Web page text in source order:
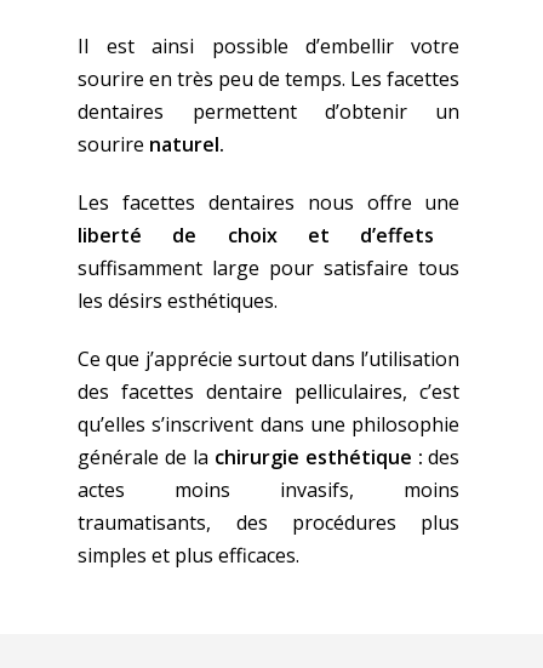
Il est ainsi possible d’embellir votre
sourire en très peu de temps. Les facettes
dentaires permettent d’obtenir un
sourire naturel.
Les facettes dentaires nous offre une
liberté de choix et d’effets
suffisamment large pour satisfaire tous
les désirs esthétiques.
Ce que j’apprécie surtout dans l’utilisation
des facettes dentaire pelliculaires, c’est
qu’elles s’inscrivent dans une philosophie
générale de la chirurgie esthétique : des
actes moins invasifs, moins
traumatisants, des procédures plus
simples et plus efficaces.